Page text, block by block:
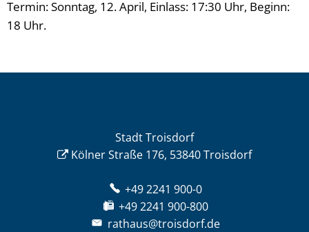
Termin: Sonntag, 12. April, Einlass: 17:30 Uhr, Beginn:
18 Uhr.
Stadt Troisdorf
Kölner Straße 176, 53840 Troisdorf
+49 2241 900-0
+49 2241 900-800
rathaus@troisdorf.de